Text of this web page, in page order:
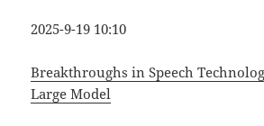
2025-9-19 10:10
Breakthroughs in Speech
Large Model